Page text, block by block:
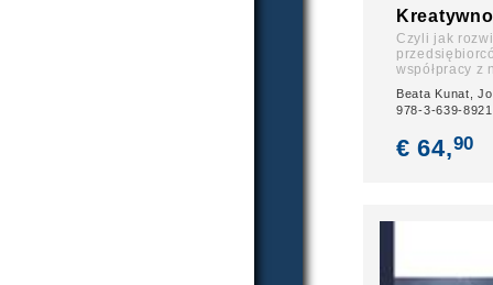
Czyli jak
współpracy z
Beata Kunat,
978-3-639-
€ 64,90